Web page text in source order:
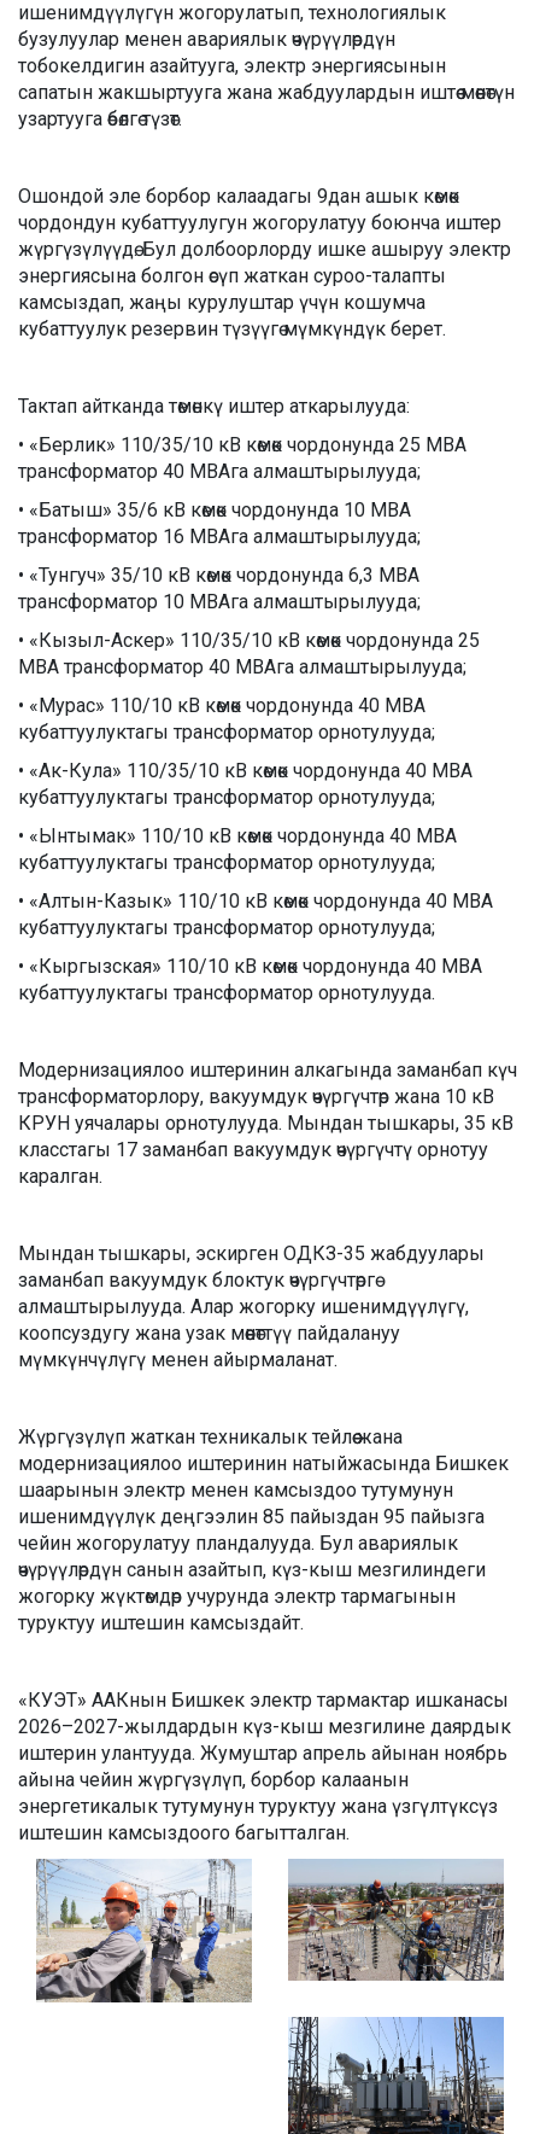
ишенимдүүлүгүн жогорулатып, технологиялык
бузулуулар менен авариялык өчүрүүлөрдүн
тобокелдигин азайтууга, электр энергиясынын
сапатын жакшыртууга жана жабдуулардын иштөө мөөнөтүн
узартууга өбөлгө түзөт.
Ошондой эле борбор калаадагы 9дан ашык көмөк
чордондун кубаттуулугун жогорулатуу боюнча иштер
жүргүзүлүүдө. Бул долбоорлорду ишке ашыруу электр
энергиясына болгон өсүп жаткан суроо-талапты
камсыздап, жаңы курулуштар үчүн кошумча
кубаттуулук резервин түзүүгө мүмкүндүк берет.
Тактап айтканда төмөнкү иштер аткарылууда:
• «Берлик» 110/35/10 кВ көмөк чордонунда 25 МВА
трансформатор 40 МВАга алмаштырылууда;
• «Батыш» 35/6 кВ көмөк чордонунда 10 МВА
трансформатор 16 МВАга алмаштырылууда;
• «Тунгуч» 35/10 кВ көмөк чордонунда 6,3 МВА
трансформатор 10 МВАга алмаштырылууда;
• «Кызыл-Аскер» 110/35/10 кВ көмөк чордонунда 25
МВА трансформатор 40 МВАга алмаштырылууда;
• «Мурас» 110/10 кВ көмөк чордонунда 40 МВА
кубаттуулуктагы трансформатор орнотулууда;
• «Ак-Кула» 110/35/10 кВ көмөк чордонунда 40 МВА
кубаттуулуктагы трансформатор орнотулууда;
• «Ынтымак» 110/10 кВ көмөк чордонунда 40 МВА
кубаттуулуктагы трансформатор орнотулууда;
• «Алтын-Казык» 110/10 кВ көмөк чордонунда 40 МВА
кубаттуулуктагы трансформатор орнотулууда;
• «Кыргызская» 110/10 кВ көмөк чордонунда 40 МВА
кубаттуулуктагы трансформатор орнотулууда.
Модернизациялоо иштеринин алкагында заманбап күч
трансформаторлору, вакуумдук өчүргүчтөр жана 10 кВ
КРУН уячалары орнотулууда. Мындан тышкары, 35 кВ
класстагы 17 заманбап вакуумдук өчүргүчтү орнотуу
каралган.
Мындан тышкары, эскирген ОДКЗ-35 жабдуулары
заманбап вакуумдук блоктук өчүргүчтөргө
алмаштырылууда. Алар жогорку ишенимдүүлүгү,
коопсуздугу жана узак мөөнөттүү пайдалануу
мүмкүнчүлүгү менен айырмаланат.
Жүргүзүлүп жаткан техникалык тейлөө жана
модернизациялоо иштеринин натыйжасында Бишкек
шаарынын электр менен камсыздоо тутумунун
ишенимдүүлүк деңгээлин 85 пайыздан 95 пайызга
чейин жогорулатуу пландалууда. Бул авариялык
өчүрүүлөрдүн санын азайтып, күз-кыш мезгилиндеги
жогорку жүктөмдөр учурунда электр тармагынын
туруктуу иштешин камсыздайт.
«КУЭТ» ААКнын Бишкек электр тармактар ишканасы
2026–2027-жылдардын күз-кыш мезгилине даярдык
иштерин улантууда. Жумуштар апрель айынан ноябрь
айына чейин жүргүзүлүп, борбор калаанын
энергетикалык тутумунун туруктуу жана үзгүлтүксүз
иштешин камсыздоого багытталган.